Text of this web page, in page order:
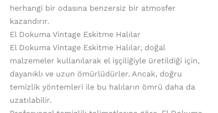
herhangi bir odasına benzersiz bir atmosfer
kazandırır.
El Dokuma Vintage Eskitme Halılar
El Dokuma Vintage Eskitme Halılar, doğal
malzemeler kullanılarak el işçiliğiyle üretildiği için,
dayanıklı ve uzun ömürlüdürler. Ancak, doğru
temizlik yöntemleri ile bu halıların ömrü daha da
uzatılabilir.